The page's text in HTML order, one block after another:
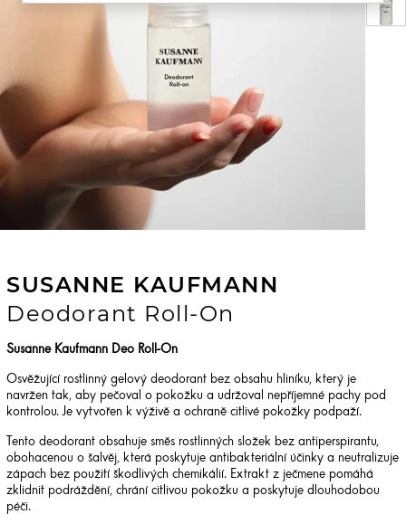
SUSANNE KAUFMANN
Deodorant Roll-On
Susanne Kaufmann Deo Roll-On
Osvěžující rostlinný gelový deodorant bez obsahu hliníku, který je
navržen tak, aby pečoval o pokožku a udržoval nepříjemné pachy pod
kontrolou. Je vytvořen k výživě a ochraně citlivé pokožky podpaží.
Tento deodorant obsahuje směs rostlinných složek bez antiperspirantu,
obohacenou o šalvěj, která poskytuje antibakteriální účinky a neutralizuje
zápach bez použití škodlivých chemikálií. Extrakt z ječmene pomáhá
zklidnit podráždění, chrání citlivou pokožku a poskytuje dlouhodobou
péči.